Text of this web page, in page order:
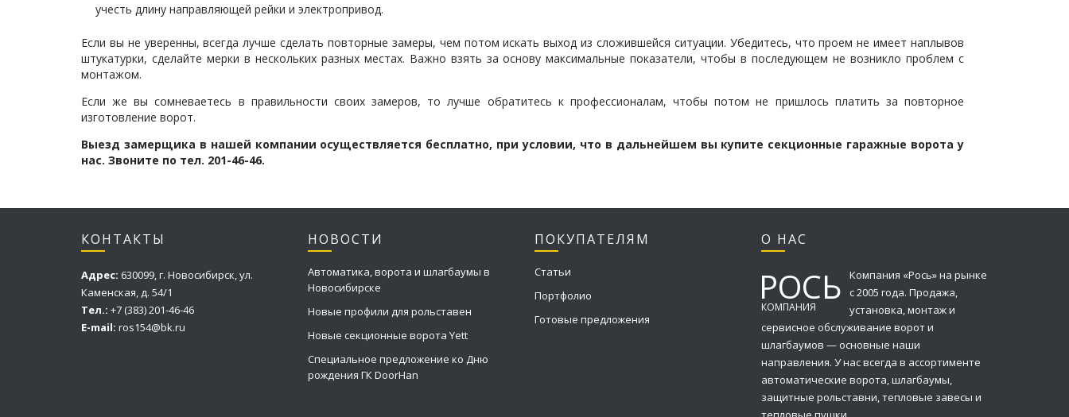
учесть длину направляющей рейки и электропривод.
Если вы не уверенны, всегда лучше сделать повторные замеры, чем потом искать выход из сложившейся ситуации. Убедитесь, что проем не имеет наплывов
штукатурки, сделайте мерки в нескольких разных местах. Важно взять за основу максимальные показатели, чтобы в последующем не возникло проблем с
монтажом.
Если же вы сомневаетесь в правильности своих замеров, то лучше обратитесь к профессионалам, чтобы потом не пришлось платить за повторное
изготовление ворот.
Выезд замерщика в нашей компании осуществляется бесплатно, при условии, что в дальнейшем вы купите секционные гаражные ворота у
нас. Звоните по тел. 201-46-46.
КОНТАКТЫ
Адрес: 630099, г. Новосибирск, ул.
Каменская, д. 54/1
Тел.: +7 (383) 201-46-46
E-mail: ros154@bk.ru
НОВОСТИ
Автоматика, ворота и шлагбаумы в
Новосибирске
Новые профили для рольставен
Новые секционные ворота Yett
Специальное предложение ко Дню
рождения ГК DoorHan
ПОКУПАТЕЛЯМ
Статьи
Портфолио
Готовые предложения
О НАС
РОСЬ
КОМПАНИЯ
Компания «Рось» на рынке
с 2005 года. Продажа,
установка, монтаж и
сервисное обслуживание ворот и
шлагбаумов — основные наши
направления. У нас всегда в ассортименте
автоматические ворота, шлагбаумы,
защитные рольставни, тепловые завесы и